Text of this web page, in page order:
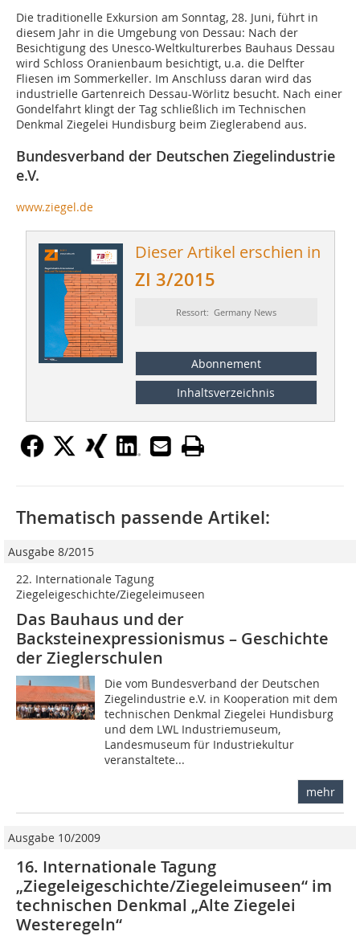
Die traditionelle Exkursion am Sonntag, 28. Juni, führt in
diesem Jahr in die Umgebung von Dessau: Nach der
Besichtigung des Unesco-Weltkulturerbes Bauhaus Dessau
wird Schloss Oranienbaum besichtigt, u.a. die Delfter
Fliesen im Sommerkeller. Im Anschluss daran wird das
industrielle Gartenreich Dessau-Wörlitz besucht. Nach einer
Gondelfahrt klingt der Tag schließlich im Technischen
Denkmal Ziegelei Hundisburg beim Zieglerabend aus.
Bundesverband der Deutschen Ziegelindustrie
e.V.
www.ziegel.de
Dieser Artikel erschien in
ZI 3/2015
Ressort: Germany News
Abonnement
Inhaltsverzeichnis
Thematisch passende Artikel:
Ausgabe 8/2015
22. Internationale Tagung
Ziegeleigeschichte/Ziegeleimuseen
Das Bauhaus und der
Backsteinexpressionismus – Geschichte
der Zieglerschulen
Die vom Bundesverband der Deutschen
Ziegelindustrie e.V. in Kooperation mit dem
technischen Denkmal Ziegelei Hundisburg
und dem LWL Industriemuseum,
Landesmuseum für Industriekultur
veranstaltete...
mehr
Ausgabe 10/2009
16. Internationale Tagung
„Ziegeleigeschichte/Ziegeleimuseen“ im
technischen Denkmal „Alte Ziegelei
Westeregeln“